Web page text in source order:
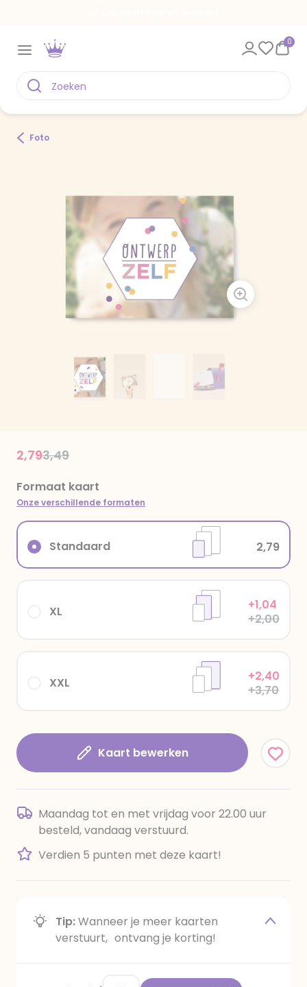
0
Foto
Price reduced from
3,49to
2,79
Formaat kaart
Onze verschillende formaten
XXL
+2,40
+3,70
XL
+1,04
+2,00
Standaard 2,79
Kaart bewerken
Maandag tot en met vrijdag voor 22.00 uur
besteld, vandaag verstuurd.
Verdien 5 punten met deze kaart!
Tip:Wanneer je meer kaarten
verstuurt, ontvang je korting!